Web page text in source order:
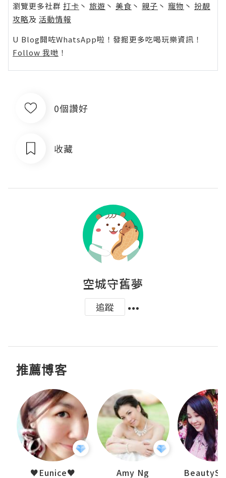
瀏覽更多社群 打卡 丶 旅遊 丶 美食 丶 親子 丶 寵物 丶 扮靚
攻略及 活動情報
U Blog開咗WhatsApp啦！發掘更多吃喝玩樂資訊！
Follow 我哋 ！
0個讚好
收藏
空城守舊夢
追蹤
推薦博客
♥Eunice♥ Amy Ng